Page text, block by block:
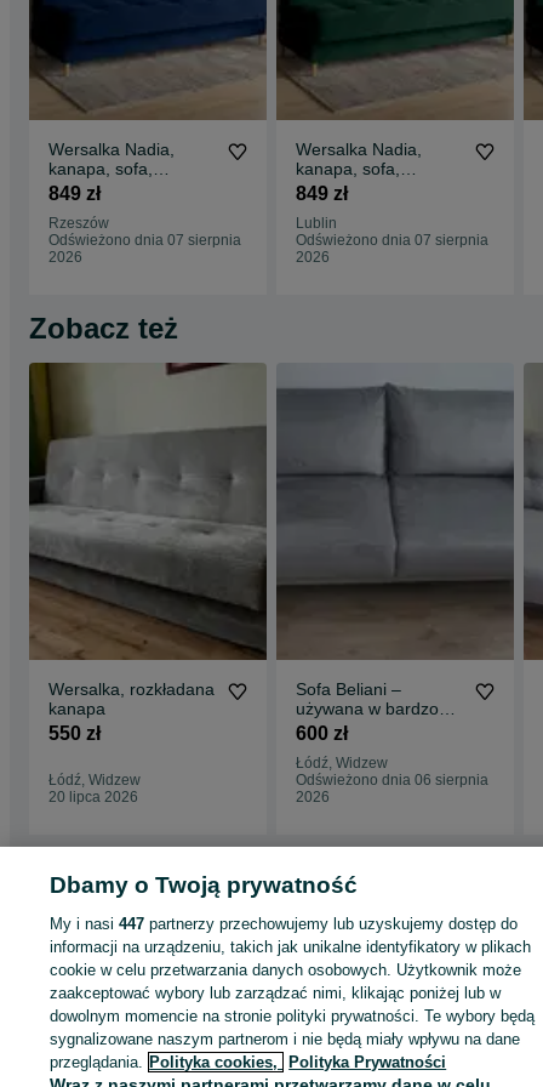
Wersalka Nadia,
kanapa, sofa,
tapczan, łóżko.
Szybka dostawa!
Sprężyny
849 zł
Rzeszów
Odświeżono dnia 07 sierpnia
2026
Wersalka Nadia,
kanapa, sofa,
tapczan, łóżko.
Szybka dostawa!
849 zł
Lublin
Odświeżono dnia 07 sierpnia
2026
Zobacz też
Wersalka, rozkładana
kanapa
550 zł
Łódź, Widzew
20 lipca 2026
Sofa Beliani –
używana w bardzo
dobrym stanie
600 zł
Łódź, Widzew
Odświeżono dnia 06 sierpnia
2026
Sofy i kanapy - Łódź
Sofy i kanapy - Śródmieście
KATEGORIA
ID:1003653800 Wyświetlenia:
Dbamy o Twoją prywatność
My i nasi447 partnerzy przechowujemy lub uzyskujemy dostęp do
informacji na urządzeniu, takich jak unikalne identyfikatory w plikach
cookie w celu przetwarzania danych osobowych. Użytkownik może
zaakceptować wybory lub zarządzać nimi, klikając poniżej lub w
dowolnym momencie na stronie polityki prywatności. Te wybory będą
sygnalizowane naszym partnerom i nie będą miały wpływu na dane
przeglądania. Polityka cookies, Polityka Prywatności